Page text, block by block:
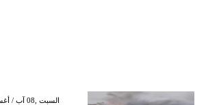
GMT 11:47 1970 السبت ,08 آب / أغسطس